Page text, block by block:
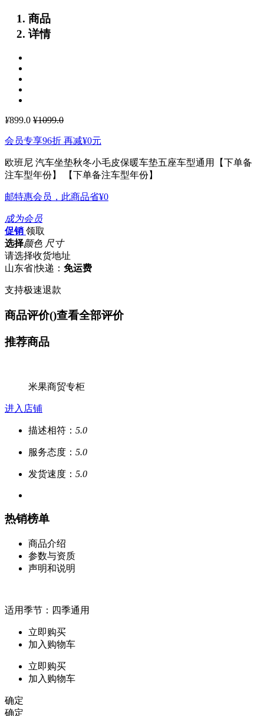
商品
详情
¥899.0 ¥1099.0
会员专享96折 再减¥0元
欧班尼 汽车坐垫秋冬小毛皮保暖车垫五座车型通用【下单备
注车型年份】
【下单备注车型年份】
邮特惠会员，此商品省¥0
成为会员
促销 领取
选择颜色 尺寸
请选择收货地址
山东省|快递： 免运费
支持极速退款
商品评价()查看全部评价
推荐商品
米果商贸专柜
进入店铺
描述相符： 5.0
服务态度： 5.0
发货速度： 5.0
热销榜单
商品介绍
参数与资质
声明和说明
适用季节：四季通用
立即购买
加入购物车
立即购买
加入购物车
确定
确定